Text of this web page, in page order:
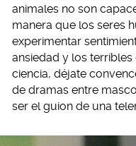
animales no son
manera que los seres
experimentar
ansiedad y los terribles
ciencia, déjate
de dramas entre
ser el guion de una